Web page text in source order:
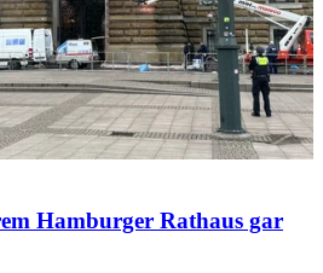
Hamburger Rathaus gar